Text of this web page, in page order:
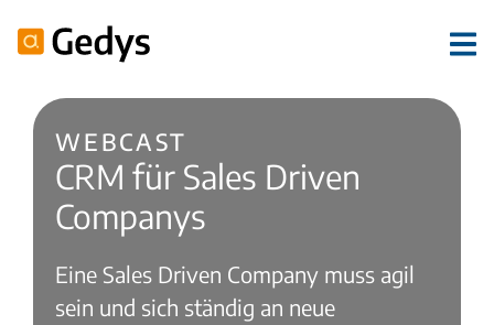
Webcast
CRM für Sales Driven
Companys
Eine Sales Driven Company muss agil
sein und sich ständig an neue